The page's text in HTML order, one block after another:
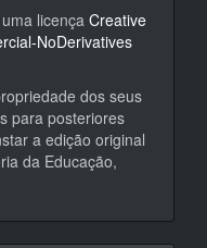
licençaCreative
NoDerivatives
dos seus
para posteriores
a edição original
da Educação,